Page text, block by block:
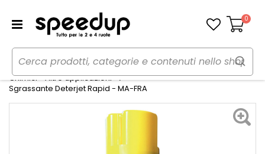
Carrello
0
Home Auto
Cura dell'auto
Chimici - Altre applicazioni
Sgrassante Deterjet Rapid - MA-FRA